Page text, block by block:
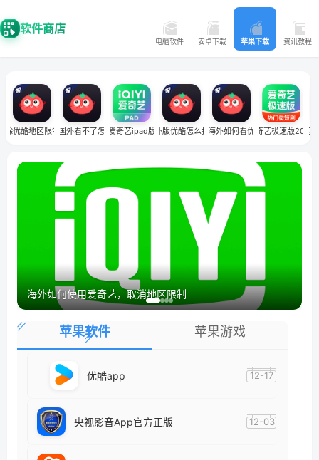
软件商店
电脑软件 安卓下载 苹果下载 资讯教程
除优酷地区限制怎么弄优酷国外看不了怎么办爱奇艺ipad版海外版优酷怎么打开在海外如何看优酷爱奇艺极速版2026
优酷地区
海外如何使用爱奇艺，取消地区限制
苹果软件 苹果游戏
优酷app 12-17
央视影音App官方正版 12-03